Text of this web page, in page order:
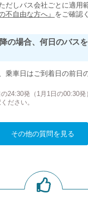
だしバス会社ごとに適用
不自由な方へ』 をご確認
の場合、何日のバス
乗車日はご到着日の前日
24:30発（1月1日の00:30
ださい。
その他の質問を見る